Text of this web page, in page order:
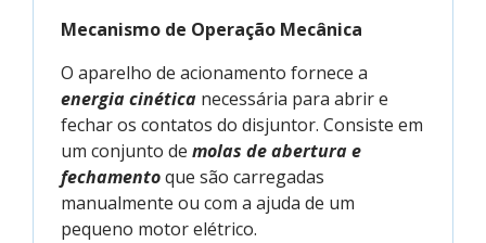
Mecanismo de Operação Mecânica
O aparelho de acionamento fornece a
energia cinética necessária para abrir e
fechar os contatos do disjuntor. Consiste em
um conjunto de molas de abertura e
fechamentoque são carregadas
manualmente ou com a ajuda de um
pequeno motor elétrico.